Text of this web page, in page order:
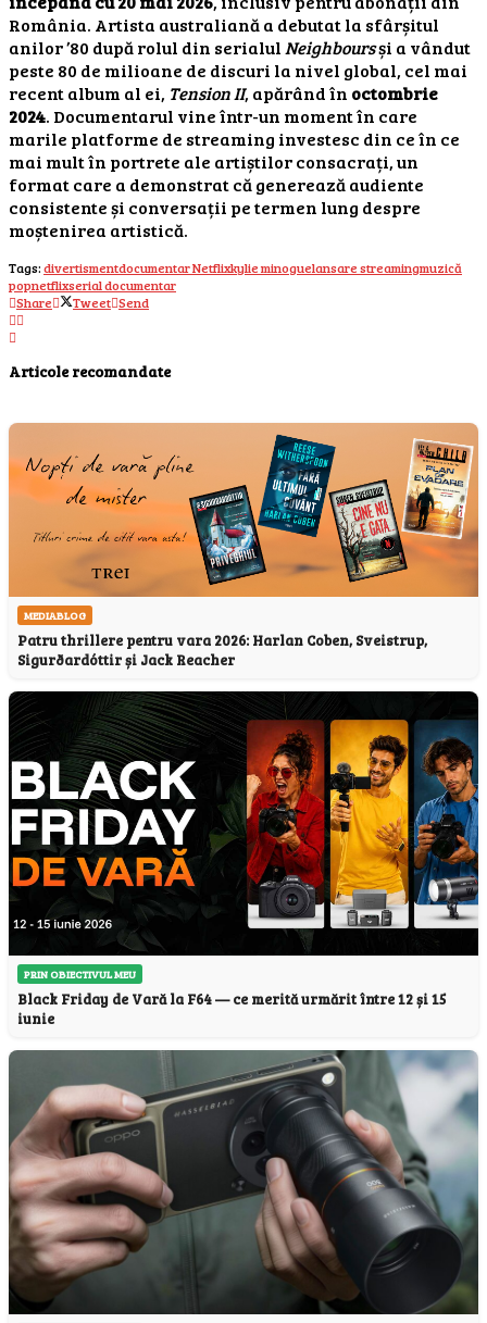
România. Artista australiană a debutat la sfârșitul
anilor ’80 după rolul din serialul Neighboursși a vândut
peste 80 de milioane de discuri la nivel global, cel mai
recent album al ei, Tension II, apărând în octombrie
2024. Documentarul vine într-un moment în care
marile platforme de streaming investesc din ce în ce
mai mult în portrete ale artiștilor consacrați, un
format care a demonstrat că generează audiente
consistente și conversații pe termen lung despre
moștenirea artistică.
Tags:divertismentdocumentar Netflixkylie minoguelansare streamingmuzică
popnetflixserial documentar
Share
Tweet Send
Articole recomandate
MEDIABLOG
Patru thrillere pentru vara 2026: Harlan Coben, Sveistrup,
Sigurðardóttir și Jack Reacher
PRIN OBIECTIVUL MEU
Black Friday de Vară la F64 — ce merită urmărit între 12 și 15
iunie